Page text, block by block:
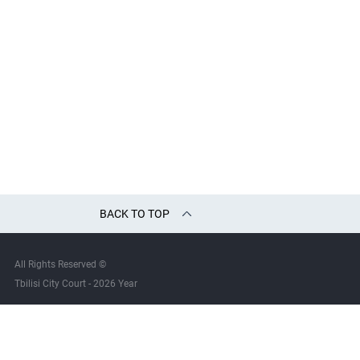
BACK TO TOP
All Rights Reserved ©
Tbilisi City Court - 2026 Year